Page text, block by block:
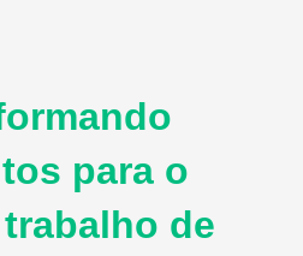
para o
de